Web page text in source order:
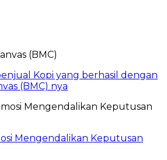
Kopi yang berhasil dengan
(BMC) nya
Mengendalikan Keputusan